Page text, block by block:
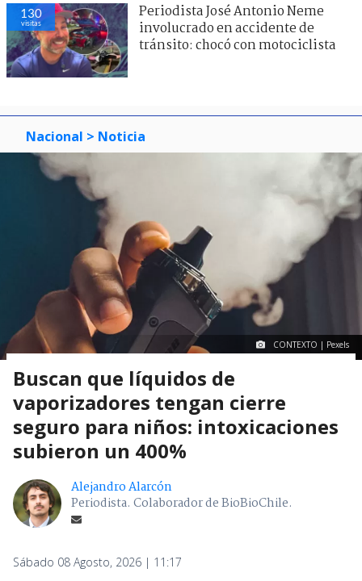
130
visitas
Periodista José Antonio Neme
involucrado en accidente de
tránsito: chocó con motociclista
Nacional > Noticia
CONTEXTO | Pexels
Buscan que líquidos de
vaporizadores tengan cierre
seguro para niños: intoxicaciones
subieron un 400%
Alejandro Alarcón
Periodista. Colaborador de BioBioChile.
Sábado 08 Agosto, 2026 | 11:17